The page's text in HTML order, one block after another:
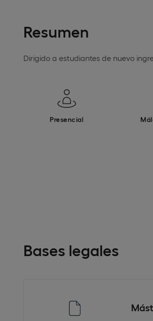
Resumen
Dirigido a estudiantes de nuevo
Presencial
Bases legales